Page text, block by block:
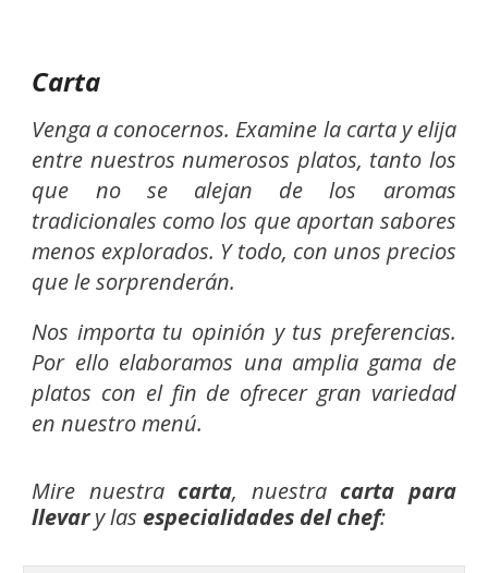
Carta
Venga a conocernos. Examine la carta y elija
entre nuestros numerosos platos, tanto los
que no se alejan de los aromas
tradicionales como los que aportan sabores
menos explorados. Y todo, con unos precios
que le sorprenderán.
Nos importa tu opinión y tus preferencias.
Por ello elaboramos una amplia gama de
platos con el fin de ofrecer gran variedad
en nuestro menú.
Mire nuestra carta, nuestra carta para
llevary las especialidades del chef: